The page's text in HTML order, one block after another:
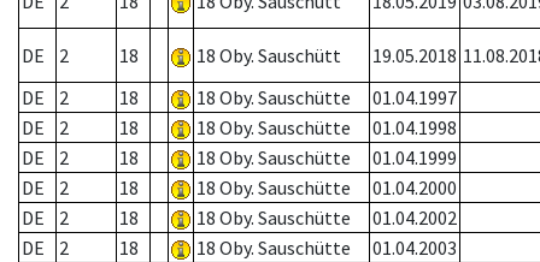
DE 2 18 18 Oby. Sauschütt 19.05.2018
DE
2 18 18 Oby. Sauschütte
01.04.1997
DE
2 18 18 Oby. Sauschütte
01.04.1998
DE
2 18 18 Oby. Sauschütte
01.04.1999
DE
2 18 18 Oby. Sauschütte
01.04.2000
DE
2 18 18 Oby. Sauschütte
01.04.2002
DE
2 18 18 Oby. Sauschütte
01.04.2003